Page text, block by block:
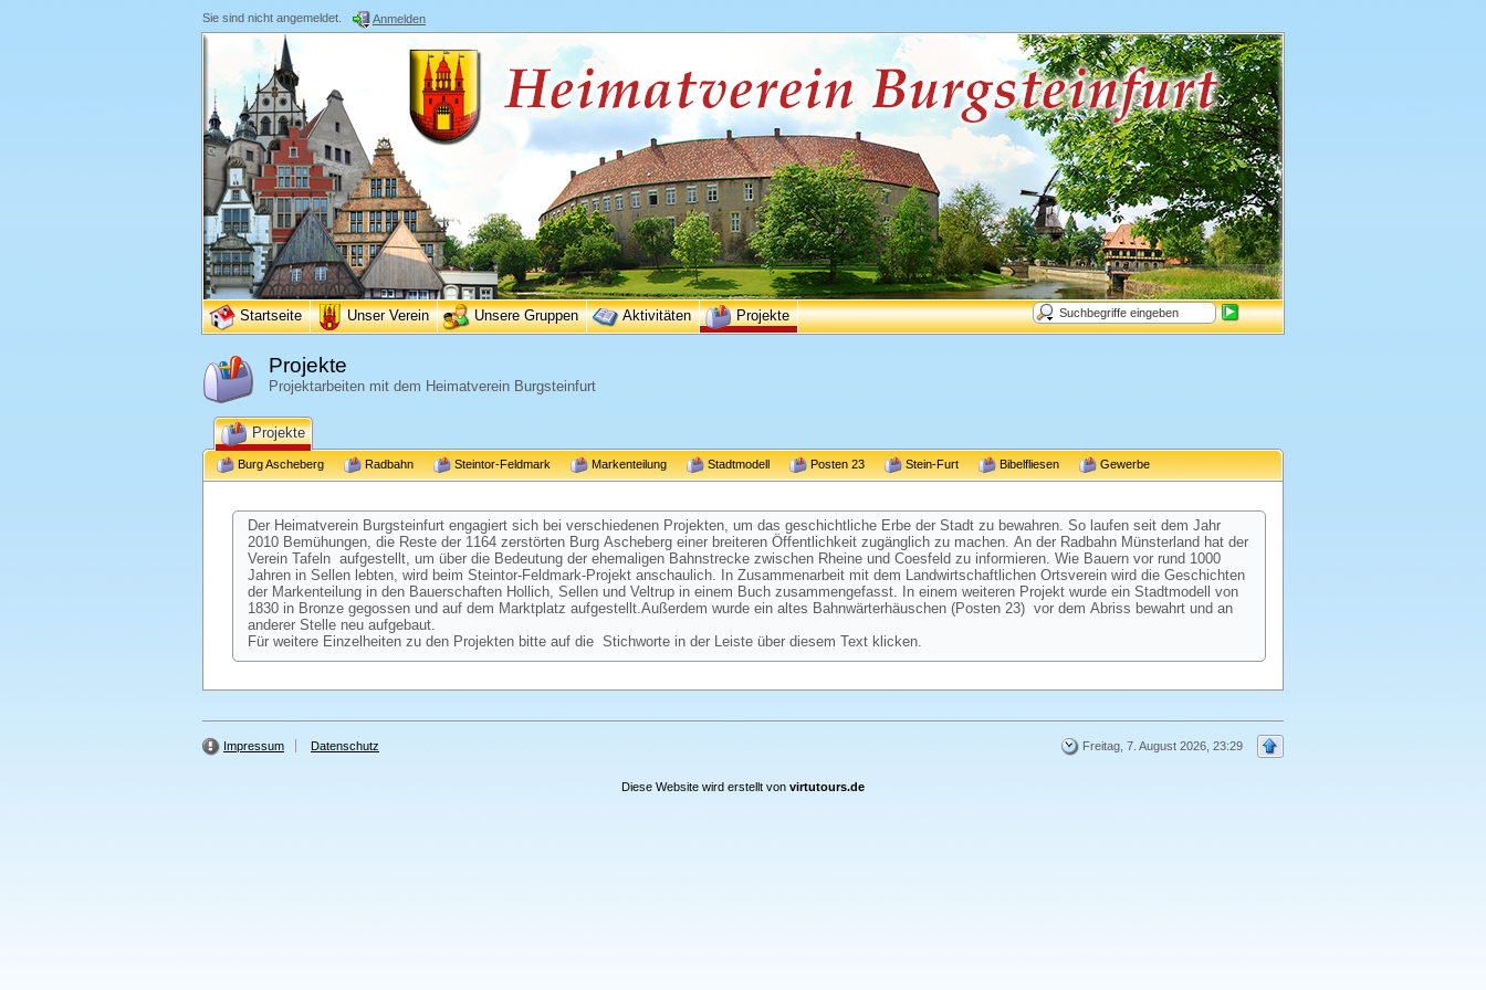
Sie sind nicht angemeldet. Anmelden
Startseite Unser Verein Unsere Gruppen Aktivitäten Projekte
Projekte
Projektarbeiten mit dem Heimatverein Burgsteinfurt
Projekte
Burg Ascheberg Radbahn Steintor-Feldmark Markenteilung Stadtmodell Posten 23 Stein-Furt Bibelfliesen Gewerbe
Der Heimatverein Burgsteinfurt engagiert sich bei verschiedenen Projekten, um das geschichtliche Erbe der Stadt zu bewahren. So laufen seit dem Jahr
2010 Bemühungen, die Reste der 1164 zerstörten Burg Ascheberg einer breiteren Öffentlichkeit zugänglich zu machen. An der Radbahn Münsterland hat der
Verein Tafeln aufgestellt, um über die Bedeutung der ehemaligen Bahnstrecke zwischen Rheine und Coesfeld zu informieren. Wie Bauern vor rund 1000
Jahren in Sellen lebten, wird beim Steintor-Feldmark-Projekt anschaulich. In Zusammenarbeit mit dem Landwirtschaftlichen Ortsverein wird die Geschichten
der Markenteilung in den Bauerschaften Hollich, Sellen und Veltrup in einem Buch zusammengefasst. In einem weiteren Projekt wurde ein Stadtmodell von
1830 in Bronze gegossen und auf dem Marktplatz aufgestellt.Außerdem wurde ein altes Bahnwärterhäuschen (Posten 23) vor dem Abriss bewahrt und an
anderer Stelle neu aufgebaut.
Für weitere Einzelheiten zu den Projekten bitte auf die Stichworte in der Leiste über diesem Text klicken.
Impressum Datenschutz Freitag, 7. August 2026, 23:29
Diese Website wird erstellt von virtutours.de